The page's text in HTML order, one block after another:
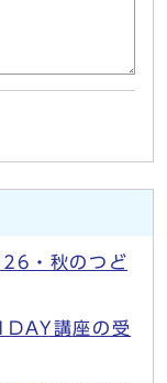
・秋のつど
講座の受